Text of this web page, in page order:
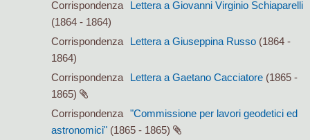
Corrispondenza
Lettera a Giovanni Virginio Schiaparelli
(1864 - 1864)
Corrispondenza
Lettera a Giuseppina Russo (1864 -
1864)
Corrispondenza
Lettera a Gaetano Cacciatore (1865 -
1865)
Corrispondenza
"Commissione per lavori geodetici ed
astronomici" (1865 - 1865)